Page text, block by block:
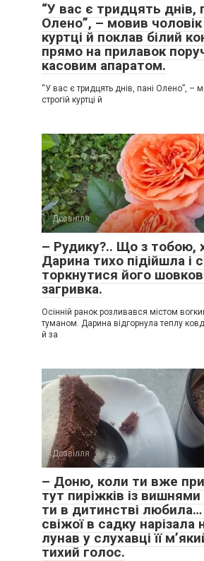
“У вас є тридцять днів,
Олено”, – мовив чоловік
куртці й поклав білий
прямо на прилавок
касовим апаратом.
“У вас є тридцять днів, пані Олено”, –
строгій куртці й
Дозвілля
– Рудику?.. Що з тобою,
Дарина тихо підійшла і
торкнутися його
загривка.
Осінній ранок розливався містом
туманом. Дарина відгорнула теплу
й за
Дозвілля
– Доню, коли ти вже
тут пиріжків із
ти в дитинстві любила…
свіжої в садку нарізала
лунав у слухавці її
тихий голос.